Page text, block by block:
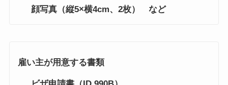
顔写真（縦5×横4cm、2枚） など
雇い主が用意する書類